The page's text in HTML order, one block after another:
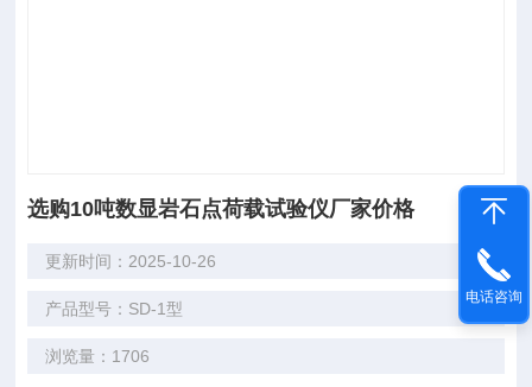
选购10吨数显岩石点荷载试验仪厂家价格
更新时间：2025-10-26
产品型号：SD-1型
浏览量：1706
电话咨询